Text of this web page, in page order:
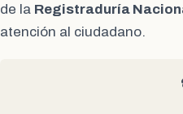
de la Registraduría
atención al ciudadano.